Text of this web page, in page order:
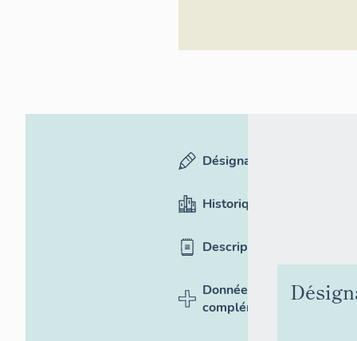
Désignation
Historique
Description
Données
complémentaires